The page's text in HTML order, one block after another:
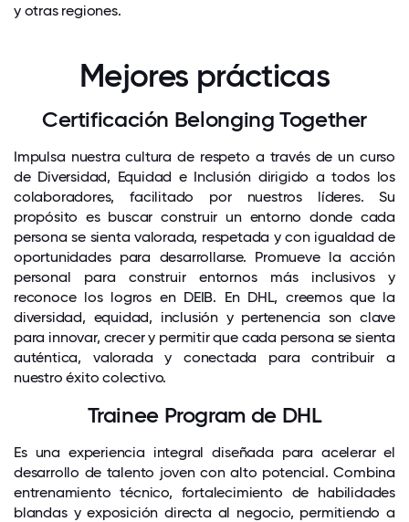
y otras regiones.
Mejores prácticas
Certificación Belonging Together
Impulsa nuestra cultura de respeto a través de un curso
de Diversidad, Equidad e Inclusión dirigido a todos los
colaboradores, facilitado por nuestros líderes. Su
propósito es buscar construir un entorno donde cada
persona se sienta valorada, respetada y con igualdad de
oportunidades para desarrollarse. Promueve la acción
personal para construir entornos más inclusivos y
reconoce los logros en DEIB. En DHL, creemos que la
diversidad, equidad, inclusión y pertenencia son clave
para innovar, crecer y permitir que cada persona se sienta
auténtica, valorada y conectada para contribuir a
nuestro éxito colectivo.
Trainee Program de DHL
Es una experiencia integral diseñada para acelerar el
desarrollo de talento joven con alto potencial. Combina
entrenamiento técnico, fortalecimiento de habilidades
blandas y exposición directa al negocio, permitiendo a